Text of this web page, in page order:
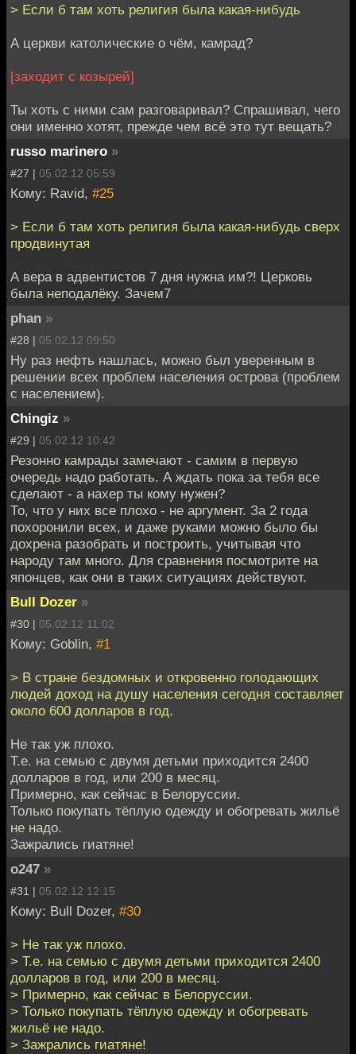
> Если б там хоть религия была какая-нибудь
А церкви католические о чём, камрад?
[заходит с козырей]
Ты хоть с ними сам разговаривал? Спрашивал, чего
они именно хотят, прежде чем всё это тут вещать?
russo marinero »
#27 | 05.02.12 05:59
Кому: Ravid, #25
> Если б там хоть религия была какая-нибудь сверх
продвинутая
А вера в адвентистов 7 дня нужна им?! Церковь
была неподалёку. Зачем7
phan »
#28 | 05.02.12 09:50
Ну раз нефть нашлась, можно был уверенным в
решении всех проблем населения острова (проблем
с населением).
Chingiz »
#29 | 05.02.12 10:42
Резонно камрады замечают - самим в первую
очередь надо работать. А ждать пока за тебя все
сделают - а нахер ты кому нужен?
То, что у них все плохо - не аргумент. За 2 года
похоронили всех, и даже руками можно было бы
дохрена разобрать и построить, учитывая что
народу там много. Для сравнения посмотрите на
японцев, как они в таких ситуациях действуют.
Bull Dozer »
#30 | 05.02.12 11:02
Кому: Goblin, #1
> В стране бездомных и откровенно голодающих
людей доход на душу населения сегодня составляет
около 600 долларов в год.
Не так уж плохо.
Т.е. на семью с двумя детьми приходится 2400
долларов в год, или 200 в месяц.
Примерно, как сейчас в Белоруссии.
Только покупать тёплую одежду и обогревать жильё
не надо.
Зажрались гиатяне!
o247 »
#31 | 05.02.12 12:15
Кому: Bull Dozer, #30
> Не так уж плохо.
> Т.е. на семью с двумя детьми приходится 2400
долларов в год, или 200 в месяц.
> Примерно, как сейчас в Белоруссии.
> Только покупать тёплую одежду и обогревать
жильё не надо.
> Зажрались гиатяне!